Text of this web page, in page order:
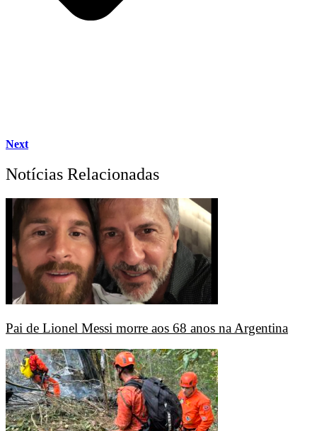
Next
Notícias Relacionadas
Pai de Lionel Messi morre aos 68 anos na Argentina